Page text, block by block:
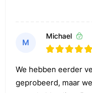
M
Michael
We hebben eerder
geprobeerd, maar